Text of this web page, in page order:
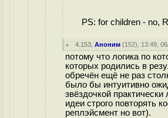
PS: for children - no,
4.153 ,Аноним (152), 13:49,
потому что логика по
которых родились в
обречён ещё не раз
было бы интуитивно
звёздочкой
идеи строго повторять
реплэйсмент но вот).